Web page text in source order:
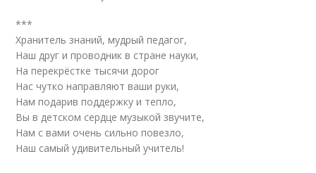
***
Хранитель знаний, мудрый педагог,
Наш друг и проводник в стране науки,
На перекрёстке тысячи дорог
Нас чутко направляют ваши руки,
Нам подарив поддержку и тепло,
Вы в детском сердце музыкой звучите,
Нам с вами очень сильно повезло,
Наш самый удивительный учитель!